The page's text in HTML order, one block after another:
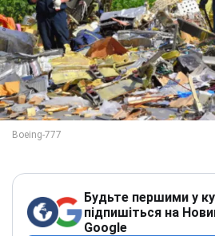
Будьте першими у
підпишіться на
Google